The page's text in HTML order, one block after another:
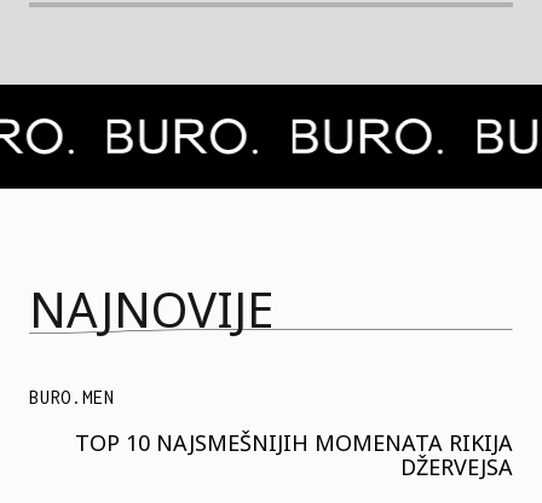
NAJNOVIJE
BURO.MEN
TOP 10 NAJSMEŠNIJIH MOMENATA RIKIJA
DŽERVEJSA